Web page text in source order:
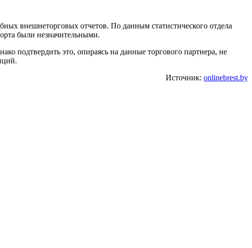
внешнеторговых отчетов. По данным статистического отдела
были незначительными.
подтвердить это, опираясь на данные торгового партнера, не
Источник: onlinebrest.by